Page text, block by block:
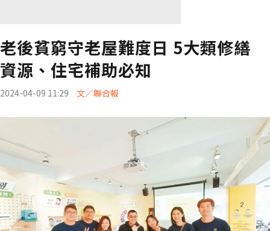
老後貧窮守老屋難度日 5大類修繕
資源、住宅補助必知
2024-04-09 11:29 文／聯合報